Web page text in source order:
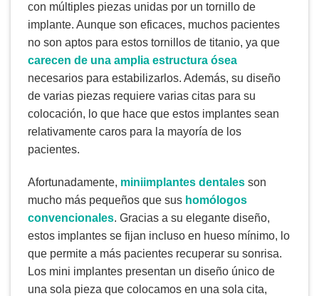
con múltiples piezas unidas por un tornillo de
implante. Aunque son eficaces, muchos pacientes
no son aptos para estos tornillos de titanio, ya que
carecen de una amplia estructura ósea
necesarios para estabilizarlos. Además, su diseño
de varias piezas requiere varias citas para su
colocación, lo que hace que estos implantes sean
relativamente caros para la mayoría de los
pacientes.
Afortunadamente, miniimplantes dentales son
mucho más pequeños que sus homólogos
convencionales. Gracias a su elegante diseño,
estos implantes se fijan incluso en hueso mínimo, lo
que permite a más pacientes recuperar su sonrisa.
Los mini implantes presentan un diseño único de
una sola pieza que colocamos en una sola cita,